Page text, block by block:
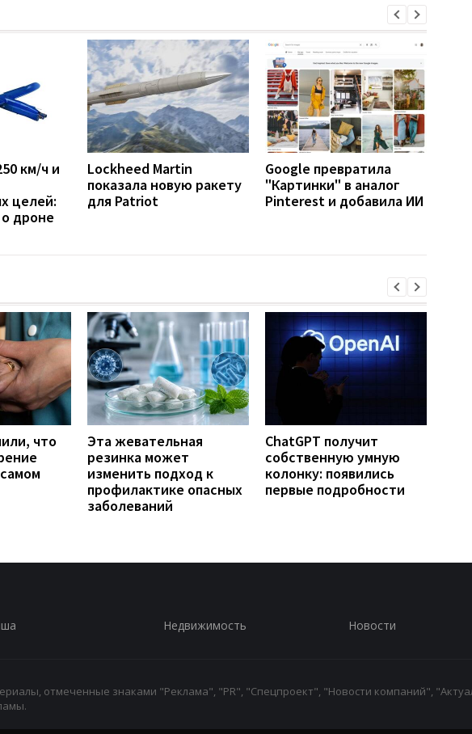
км/ч и
целей:
дроне
Lockheed Martin
показала новую ракету
для Patriot
Google превратила
"Картинки" в аналог
Pinterest и добавила ИИ
что
Эта жевательная
резинка может
изменить подход к
профилактике опасных
заболеваний
ChatGPT получит
собственную умную
колонку: появились
первые подробности
Недвижимость Новости
отмеченные знаками "Реклама", "PR", "Спецпроект", "Новости компаний",